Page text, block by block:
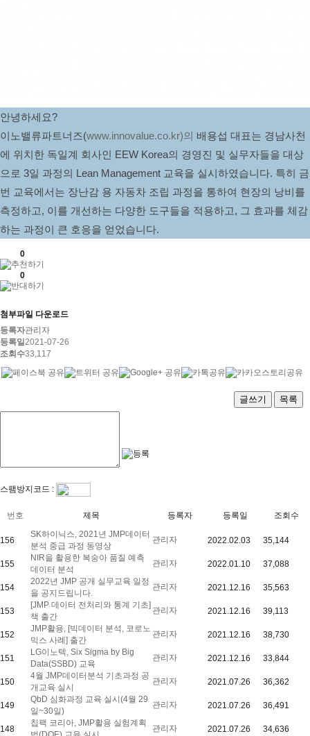
안녕하세요?
이노밸류파트너즈(www.innovalue.co.kr)의 배용섭 대표는 경남사천
에 위치한 독일계 회사인 EEW Korea의 경영진 및 실무자들을 대상
으로 3일 과정의 Lean Management 교육을 실시하였습니다. 특히 금
번 교육에서는 장난감 용 자동차 조립 과정을 통하여 현장의 낭비를
측정하고, 이를 개선하는 다양한 도구들을 적용하고, 그 효과를 체감
하는 과정이 큰 호응을 얻었습니다.
0
0
첨부파일 다운로드
등록자관리자
등록일2021-07-26
조회수33,117
글쓰기 목록
스팸방지코드 :
번호 제목 등록자 등록일 조회수
156
SK하이닉스, 2021년 JMP데이터
분석 중급 과정 동영상
관리자 2022.02.03 35,144
155
NIR을 활용한 복숭아 품질 예측
데이터 분석
관리자 2022.01.10 37,088
154
2022년 JMP 공개 실무교육 일정
을 공지드립니다.
관리자 2021.12.16 35,563
153
[JMP 데이터 전처리와 통계 기초]
책 출간
관리자 2021.12.16 39,113
152
JMP활용, [빅데이터 분석, 코로노
믹스 사례] 출간
관리자 2021.12.16 38,730
151
LG이노텍, Six Sigma by Big
Data(SSBD) 교육
관리자 2021.12.16 33,844
150
4월 JMP데이터분석 기초과정 공
개교육 실시
관리자 2021.07.26 36,362
149
QbD 심화과정 교육 실시(4월 29
일~30일)
관리자 2021.07.26 36,491
148
칩팩 코리아, JMP활용 실험계획
관리자 2021.07.26 34,636